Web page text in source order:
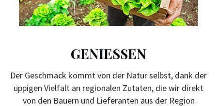
GENIESSEN
Der Geschmack kommt von der Natur selbst, dank der
üppigen Vielfalt an regionalen Zutaten, die wir direkt
von den Bauern und Lieferanten aus der Region